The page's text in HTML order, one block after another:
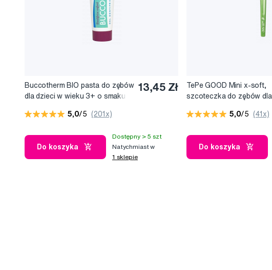
Buccotherm BIO pasta do zębów
dla dzieci w wieku 3+ o smaku
50 ml
13,45 Zł
5,0/5 (201x)
Do koszyka
Dostępny > 5 szt
Natychmiast w
1 sklepie
TePe GOOD Mini x-soft,
szcoteczka do zębów dla
5,0/5 (41x)
Do koszyka